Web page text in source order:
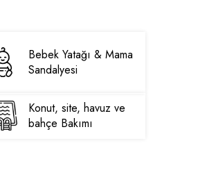
Bebek Yatağı & Mama
Sandalyesi
Konut, site, havuz ve
bahçe Bakımı